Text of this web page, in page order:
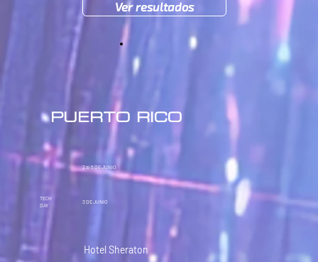
Ver resultados
PUERTO RICO
2 al 6DE JUNIO
TECH
DAY
3DE JUNIO
Hotel Sheraton